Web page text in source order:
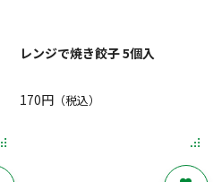
レンジで焼き餃子 5個入
170円（税込）